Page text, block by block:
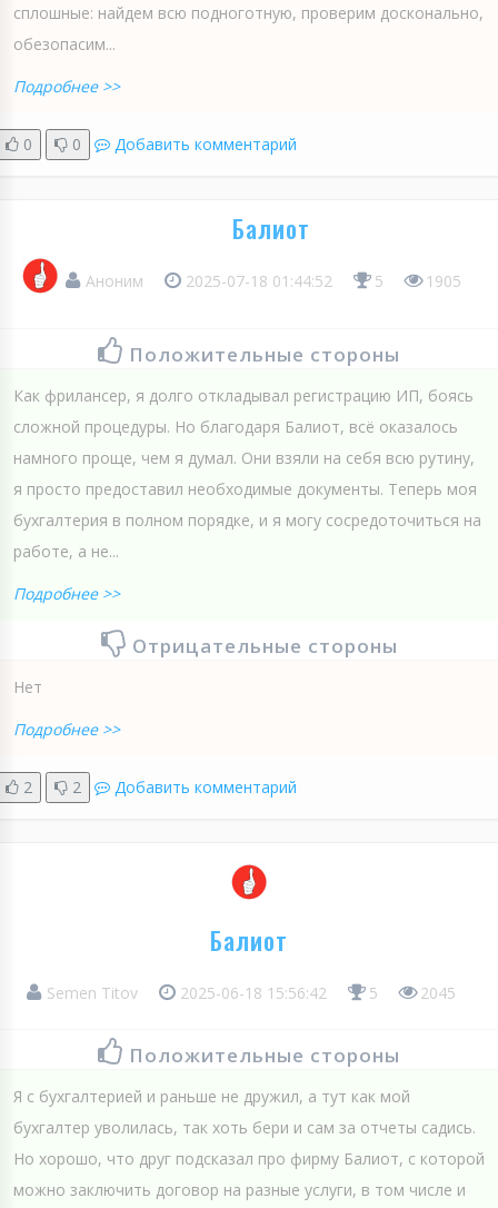
сплошные: найдем всю подноготную, проверим досконально,
обезопасим...
Подробнее >>
0 0 Добавить комментарий
Балиот
Аноним 2025-07-18 01:44:52 5 1905
Положительные стороны
Как фрилансер, я долго откладывал регистрацию ИП, боясь
сложной процедуры. Но благодаря Балиот, всё оказалось
намного проще, чем я думал. Они взяли на себя всю рутину,
я просто предоставил необходимые документы. Теперь моя
бухгалтерия в полном порядке, и я могу сосредоточиться на
работе, а не...
Подробнее >>
Отрицательные стороны
Нет
Подробнее >>
2 2 Добавить комментарий
Балиот
Semen Titov 2025-06-18 15:56:42 5 2045
Положительные стороны
Я с бухгалтерией и раньше не дружил, а тут как мой
бухгалтер уволилась, так хоть бери и сам за отчеты садись.
Но хорошо, что друг подсказал про фирму Балиот, с которой
можно заключить договор на разные услуги, в том числе и